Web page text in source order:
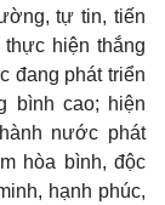
tự tin, tiến
hiện thắng
đang phát triển
bình cao; hiện
nước phát
hòa bình, độc
hạnh phúc,